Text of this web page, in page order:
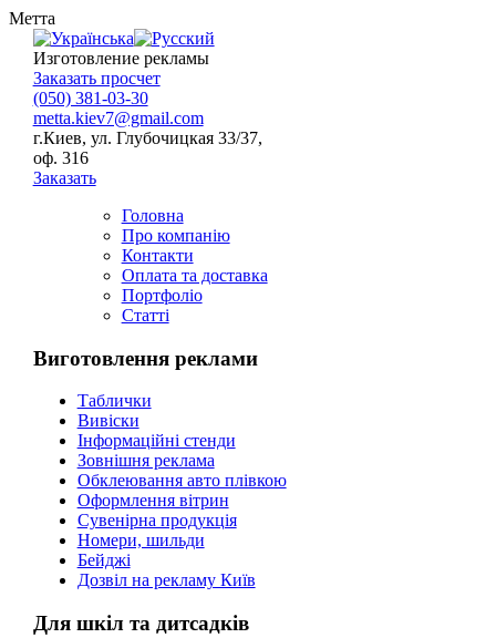
Метта
Изготовление рекламы
Заказать просчет
(050) 381-03-30
metta.kiev7@gmail.com
г.Киев, ул. Глубочицкая 33/37,
оф. 316
Заказать
Головна
Про компанію
Контакти
Оплата та доставка
Портфоліо
Статті
Виготовлення реклами
Таблички
Вивіски
Інформаційні стенди
Зовнішня реклама
Обклеювання авто плівкою
Оформлення вітрин
Сувенірна продукція
Номери, шильди
Бейджі
Дозвіл на рекламу Київ
Для шкіл та дитсадків